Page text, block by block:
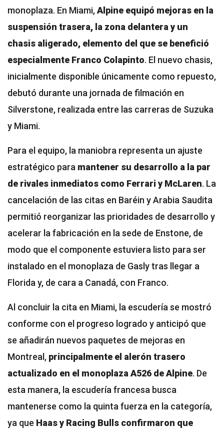
monoplaza. En Miami,Alpine equipó mejoras en la
suspensión trasera, la zona delantera y un
chasis aligerado, elemento del que se benefició
especialmente Franco Colapinto. El nuevo chasis,
inicialmente disponible únicamente como repuesto,
debutó durante una jornada de filmación en
Silverstone, realizada entre las carreras de Suzuka
y Miami.
Para el equipo, la maniobra representa un ajuste
estratégico para mantener su desarrollo a la par
de rivales inmediatos como Ferrari y McLaren. La
cancelación de las citas en Baréin y Arabia Saudita
permitió reorganizar las prioridades de desarrollo y
acelerar la fabricación en la sede de Enstone, de
modo que el componente estuviera listo para ser
instalado en el monoplaza de Gasly tras llegar a
Florida y, de cara a Canadá, con Franco.
Al concluir la cita en Miami, la escudería se mostró
conforme con el progreso logrado y anticipó que
se añadirán nuevos paquetes de mejoras en
Montreal, principalmente el alerón trasero
actualizado en el monoplaza A526 de Alpine. De
esta manera, la escudería francesa busca
mantenerse como la quinta fuerza en la categoría,
ya que Haas y Racing Bulls confirmaron que